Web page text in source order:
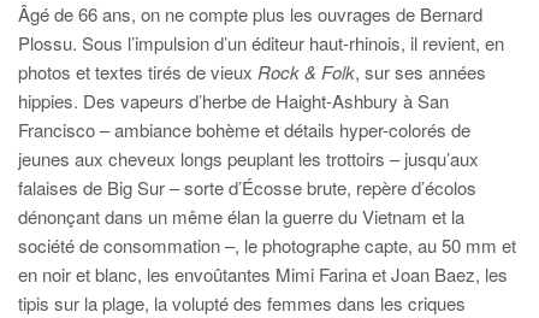
Âgé de 66 ans, on ne compte plus les ouvrages de Bernard
Plossu. Sous l’impulsion d’un éditeur haut-rhinois, il revient, en
photos et textes tirés de vieux Rock & Folk, sur ses années
hippies. Des vapeurs d’herbe de Haight-Ashbury à San
Francisco – ambiance bohème et détails hyper-colorés de
jeunes aux cheveux longs peuplant les trottoirs – jusqu’aux
falaises de Big Sur – sorte d’Écosse brute, repère d’écolos
dénonçant dans un même élan la guerre du Vietnam et la
société de consommation –, le photographe capte, au 50 mm et
en noir et blanc, les envoûtantes Mimi Farina et Joan Baez, les
tipis sur la plage, la volupté des femmes dans les criques